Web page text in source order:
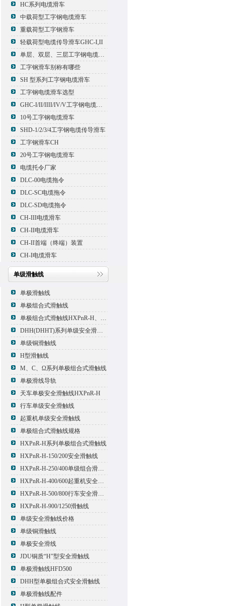
HC系列电缆滑车
中载荷型工字钢电缆滑车
重载荷型工字钢滑车
轻载荷型电缆传导滑车GHC-I,II
单层、双层、三层工字钢电缆传导滑车
工字钢滑车别称有哪些
SH 型系列工字钢电缆滑车
工字钢电缆滑车选型
GHC-I/II/IIII/IV/V工字钢电缆滑车
10号工字钢电缆滑车
SHD-1/2/3/4工字钢电缆传导滑车
工字钢滑车CH
20号工字钢电缆滑车
电缆托令厂家
DLC-00电缆拖令
DLC-SC电缆拖令
DLC-SD电缆拖令
CH-III电缆滑车
CH-II电缆滑车
CH-II首端（终端）装置
CH-I电缆滑车
单级滑触线
单极滑触线
单极组合式滑触线
单极组合式滑触线HXPnR-H、HXPnR-H8 、HXPnR-HT
DHH(DHHT)系列单级安全滑触线
单级铜滑触线
H型滑触线
M、C、Ω系列单极组合式滑触线
单极滑线导轨
天车单极安全滑触线HXPnR-H
行车单级安全滑触线
起重机单级安全滑触线
单极组合式滑触线规格
HXPnR-H系列单极组合式滑触线
HXPnR-H-150/200安全滑触线
HXPnR-H-250/400单级组合滑触线
HXPnR-H-400/600起重机安全滑触线
HXPnR-H-500/800行车安全滑触线
HXPnR-H-900/1250滑触线
单级安全滑触线价格
单级铜滑触线
单极安全滑线
JDU铜质“H”型安全滑触线
单极滑触线HFD500
DHH型单极组合式安全滑触线
单极滑触线配件